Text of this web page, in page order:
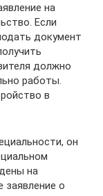
на
Если
документ
должно
работы.
в
он
на
заявление о